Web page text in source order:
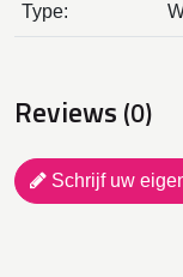
Type:
Reviews (0)
Schrijf uw